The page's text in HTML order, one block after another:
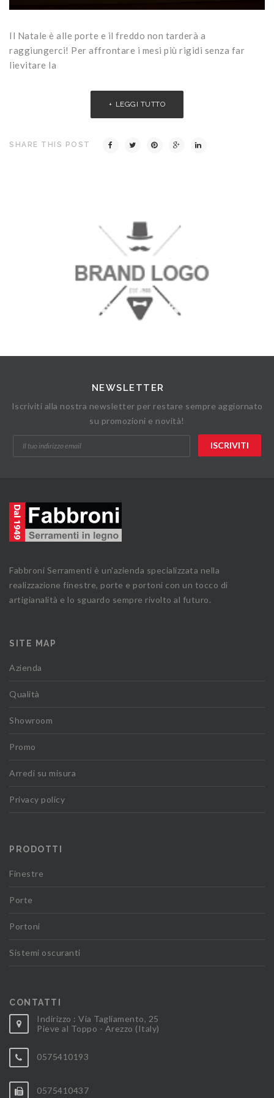
Il Natale è alle porte e il freddo non tarderà a
raggiungerci! Per affrontare i mesi più rigidi senza far
lievitare la
LEGGI TUTTO
SHARE THIS POST
NEWSLETTER
Iscriviti alla nostra newsletter per restare sempre aggiornato
su promozioni e novità!
Fabbroni Serramenti è un'azienda specializzata nella
realizzazione finestre, porte e portoni con un tocco di
artigianalità e lo sguardo sempre rivolto al futuro.
SITE MAP
Azienda
Qualità
Showroom
Promo
Arredi su misura
Privacy policy
PRODOTTI
Finestre
Porte
Portoni
Sistemi oscuranti
CONTATTI
Indirizzo : Via Tagliamento, 25
Pieve al Toppo - Arezzo (Italy)
0575410193
0575410437